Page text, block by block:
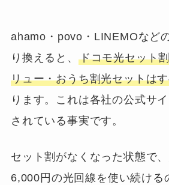
ahamo・povo・LINEMOなど
り換えると、 ドコモ光セット
リュー・おうち割光セットは
ります。これは各社の公式サ
されている事実です。
セット割がなくなった状態で
6,000円の光回線を使い続ける